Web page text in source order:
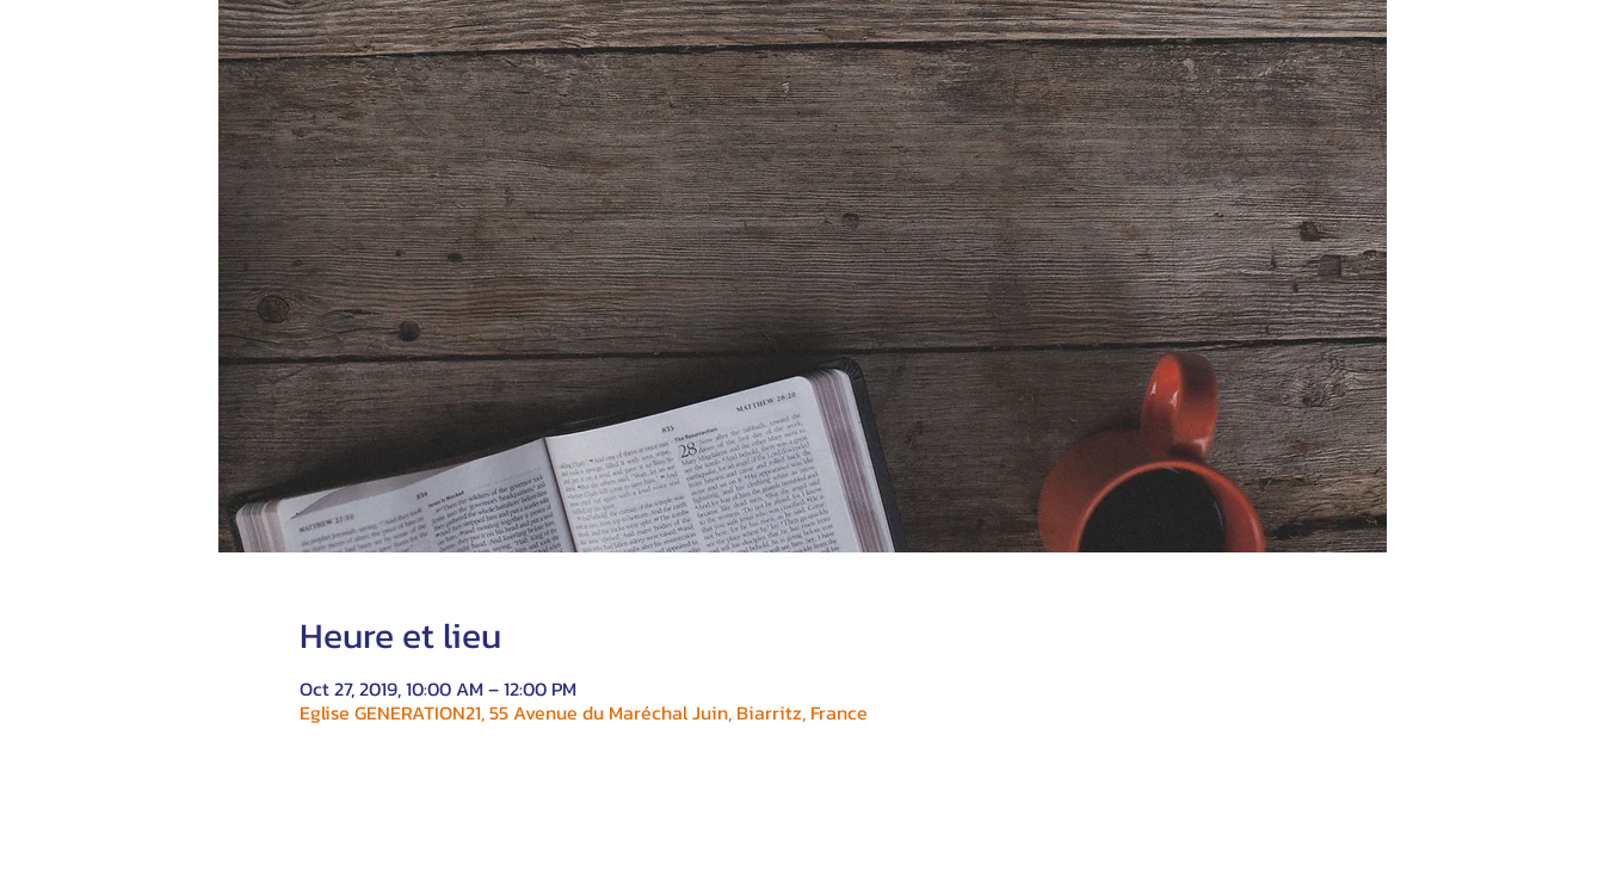
Heure et lieu
Oct 27, 2019, 10:00 AM – 12:00 PM
Eglise GENERATION21, 55 Avenue du Maréchal Juin, Biarritz, France